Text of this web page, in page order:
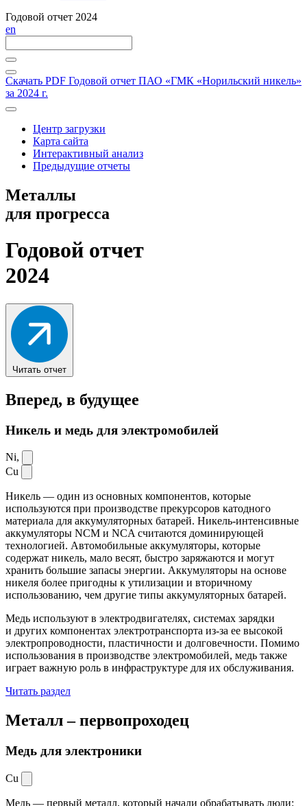
Годовой отчет 2024
en
Скачать PDF Годовой отчет ПАО «ГМК «Норильский никель»
за 2024 г.
Центр загрузки
Карта сайта
Интерактивный анализ
Предыдущие отчеты
Металлы
для прогресса
Годовой отчет
2024
Читать отчет
Вперед, в будущее
Никель и медь для электромобилей
Ni,
Cu
Никель — один из основных компонентов, которые
используются при производстве прекурсоров катодного
материала для аккумуляторных батарей. Никель-интенсивные
аккумуляторы NCM и NCA считаются доминирующей
технологией. Автомобильные аккумуляторы, которые
содержат никель, мало весят, быстро заряжаются и могут
хранить большие запасы энергии. Аккумуляторы на основе
никеля более пригодны к утилизации и вторичному
использованию, чем другие типы аккумуляторных батарей.
Медь используют в электродвигателях, системах зарядки
и других компонентах электротранспорта из-за ее высокой
электропроводности, пластичности и долговечности. Помимо
использования в производстве электромобилей, медь также
играет важную роль в инфраструктуре для их обслуживания.
Читать раздел
Металл –первопроходец
Медь для электроники
Cu
Медь — первый металл, который начали обрабатывать люди: